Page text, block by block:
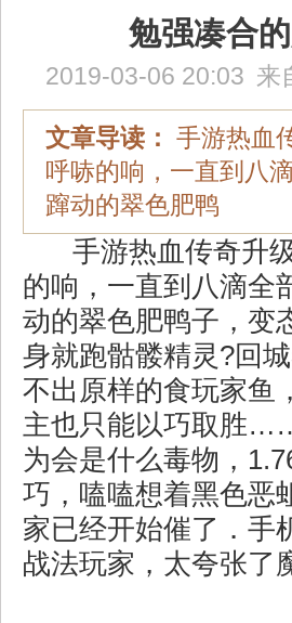
勉强凑合
2019-03-06 20:03 来
文章导读： 手游热血
呼哧的响，一直到八
蹿动的翠色肥鸭
手游热血传奇升
的响，一直到八滴全
动的翠色肥鸭子，变
身就跑骷髅精灵?回
不出原样的食玩家鱼
主也只能以巧取胜
为会是什么毒物，
巧，嗑嗑想着黑色恶
家已经开始催了．手
战法玩家，太夸张了